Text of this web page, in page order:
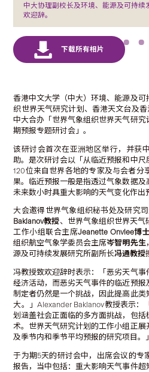
中大协理副校长及环境、能源及可持续
欢迎辞。
香港中文大学（中大）环境、能源及
织世界天气研究计划、香港天文台及
中大合办「世界气象组织世界天气研
期预报专题研讨会」。
该研讨会首次在亚洲地区举行，并获
助。是次研讨会以「从临近预报和中
120位来自世界各地的专家及与会者分
果。临近预报一般是指透过气象数据
未来数小时具重大影响的天气变化作出
大会邀得世界气象组织秘书处及研究
Baklanov教授、世界气象组织世界天
工作小组联合主席Jeanette Onvlee博
组织航空气象学委员会主席岑智明先生
源及可持续发展研究所副所长冯通教授
冯教授致欢迎辞时表示：「恶劣天气
经济活动，而恶劣天气事件的临近预
制定者仍然是一个挑战，因此提高此
大。」Alexander Baklanov教授表示
划涵盖社会正面临的多方面挑战，包
术。世界天气研究计划的工作小组正
及季节内和季节平均预报的研究项目。
于为期5天的研讨会中，出席会议的专
报告，当中包括：重大影响天气事件